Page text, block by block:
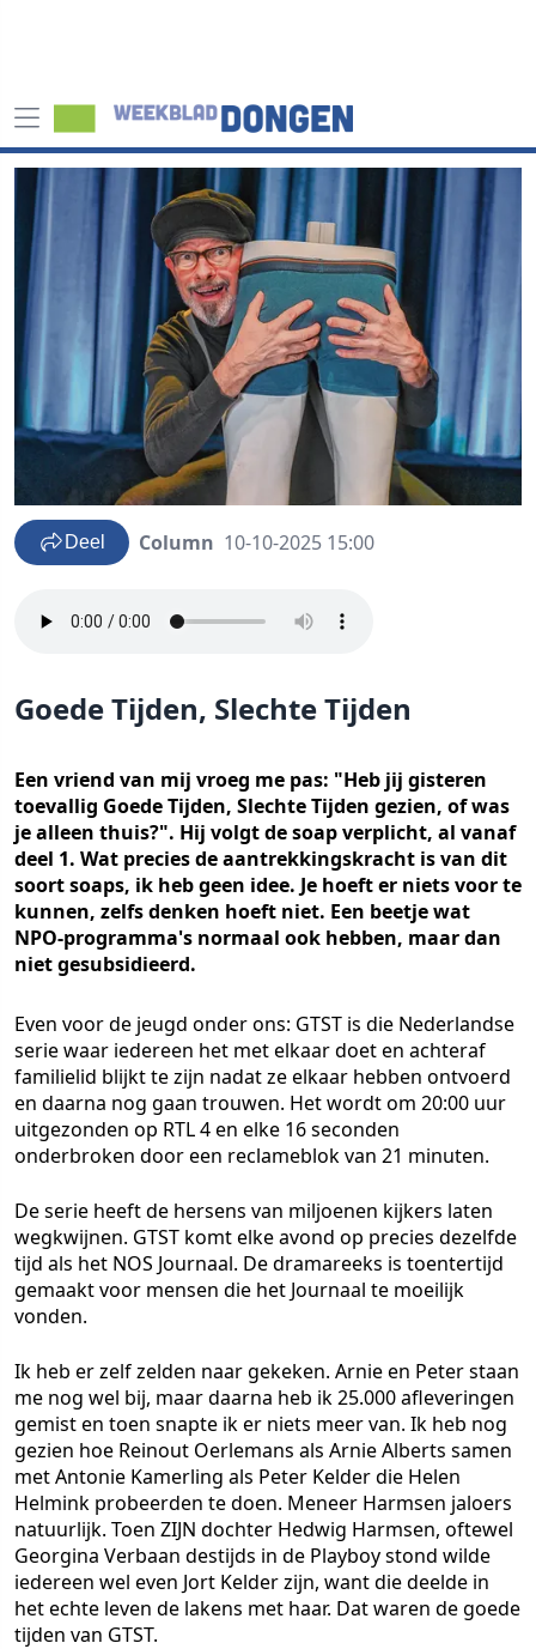
Deel Column 10-10-2025 15:00
Goede Tijden, Slechte Tijden
Een vriend van mij vroeg me pas: "Heb jij gisteren
toevallig Goede Tijden, Slechte Tijden gezien, of was
je alleen thuis?". Hij volgt de soap verplicht, al vanaf
deel 1. Wat precies de aantrekkingskracht is van dit
soort soaps, ik heb geen idee. Je hoeft er niets voor te
kunnen, zelfs denken hoeft niet. Een beetje wat
NPO-programma's normaal ook hebben, maar dan
niet gesubsidieerd.
Even voor de jeugd onder ons: GTST is die Nederlandse
serie waar iedereen het met elkaar doet en achteraf
familielid blijkt te zijn nadat ze elkaar hebben ontvoerd
en daarna nog gaan trouwen. Het wordt om 20:00 uur
uitgezonden op RTL 4 en elke 16 seconden
onderbroken door een reclameblok van 21 minuten.
De serie heeft de hersens van miljoenen kijkers laten
wegkwijnen. GTST komt elke avond op precies dezelfde
tijd als het NOS Journaal. De dramareeks is toentertijd
gemaakt voor mensen die het Journaal te moeilijk
vonden.
Ik heb er zelf zelden naar gekeken. Arnie en Peter staan
me nog wel bij, maar daarna heb ik 25.000 afleveringen
gemist en toen snapte ik er niets meer van. Ik heb nog
gezien hoe Reinout Oerlemans als Arnie Alberts samen
met Antonie Kamerling als Peter Kelder die Helen
Helmink probeerden te doen. Meneer Harmsen jaloers
natuurlijk. Toen ZIJN dochter Hedwig Harmsen, oftewel
Georgina Verbaan destijds in de Playboy stond wilde
iedereen wel even Jort Kelder zijn, want die deelde in
het echte leven de lakens met haar. Dat waren de goede
tijden van GTST.